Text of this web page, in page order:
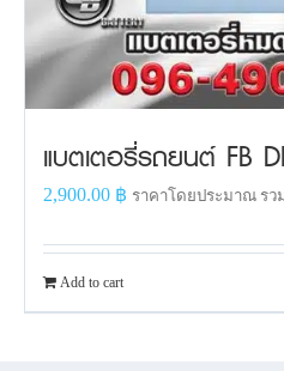
แบตเตอรี่รถยนต์ FB
2,900.00 ฿ ราคาโดยประมาณ รว
Add to cart